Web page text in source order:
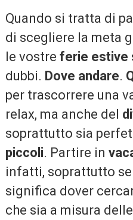
Quando si tratta di
di scegliere la meta
le vostre ferie estive
dubbi. Dove andare.
per trascorrere una
relax, ma anche del
soprattutto sia
piccoli. Partire in
infatti, soprattutto
significa dover
che sia a misura